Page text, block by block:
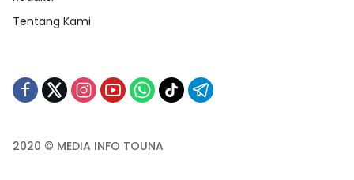
Tentang Kami
2020 © MEDIA INFO TOUNA